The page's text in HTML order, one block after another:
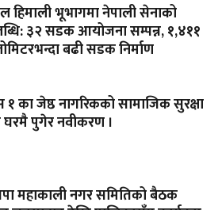
हिमाली भूभागमा नेपाली सेनाको
३२ सडक आयोजना सम्पन्न, १,४११
बढी सडक निर्माण
१ का जेष्ठ नागरिकको सामाजिक सुरक्षा
घरमै पुगेर नवीकरण ।
महाकाली नगर समितिको बैठक